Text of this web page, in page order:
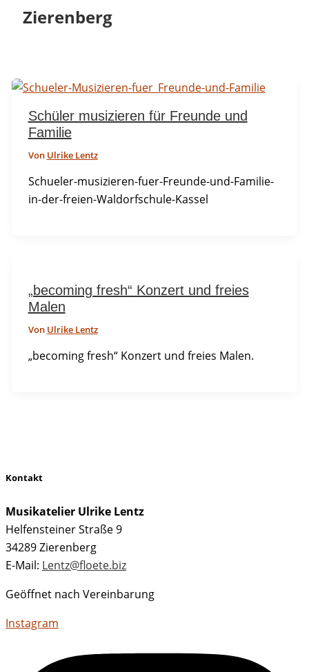
Zierenberg
Schüler musizieren für Freunde und
Familie
Von Ulrike Lentz
Schueler-musizieren-fuer-Freunde-und-Familie-
in-der-freien-Waldorfschule-Kassel
„becoming fresh“ Konzert und freies
Malen
Von Ulrike Lentz
„becoming fresh“ Konzert und freies Malen.
Kontakt
Musikatelier Ulrike Lentz
Helfensteiner Straße 9
34289 Zierenberg
E-Mail: Lentz@floete.biz
Geöffnet nach Vereinbarung
Instagram